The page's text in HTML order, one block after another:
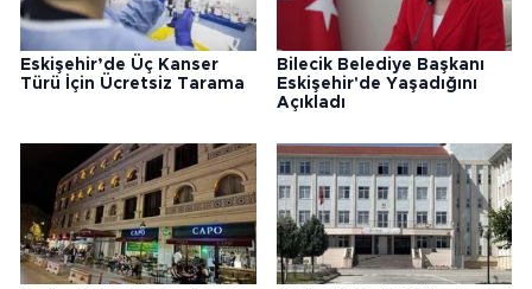
Eskişehir’de Üç Kanser
Türü İçin Ücretsiz Tarama
Bilecik Belediye Başkanı
Eskişehir'de Yaşadığını
Açıkladı